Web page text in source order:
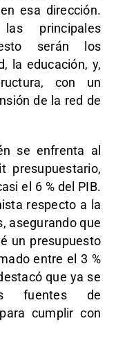
esa dirección.
principales
serán los
la educación, y,
con un
de la red de
se enfrenta al
presupuestario,
el 6 % del PIB.
respecto a la
asegurando que
un presupuesto
entre el 3 %
que ya se
fuentes de
cumplir con